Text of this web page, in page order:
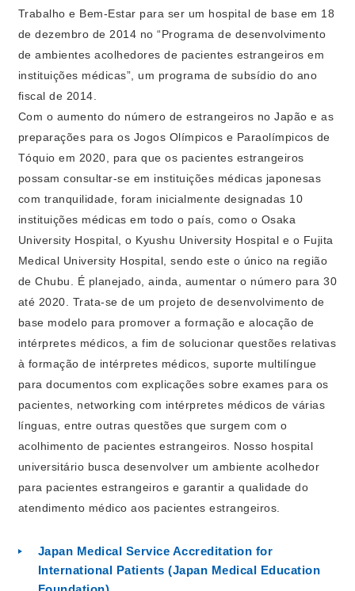
Trabalho e Bem-Estar para ser um hospital de base em 18
de dezembro de 2014 no “Programa de desenvolvimento
de ambientes acolhedores de pacientes estrangeiros em
instituições médicas”, um programa de subsídio do ano
fiscal de 2014.
Com o aumento do número de estrangeiros no Japão e as
preparações para os Jogos Olímpicos e Paraolímpicos de
Tóquio em 2020, para que os pacientes estrangeiros
possam consultar-se em instituições médicas japonesas
com tranquilidade, foram inicialmente designadas 10
instituições médicas em todo o país, como o Osaka
University Hospital, o Kyushu University Hospital e o Fujita
Medical University Hospital, sendo este o único na região
de Chubu. É planejado, ainda, aumentar o número para 30
até 2020. Trata-se de um projeto de desenvolvimento de
base modelo para promover a formação e alocação de
intérpretes médicos, a fim de solucionar questões relativas
à formação de intérpretes médicos, suporte multilíngue
para documentos com explicações sobre exames para os
pacientes, networking com intérpretes médicos de várias
línguas, entre outras questões que surgem com o
acolhimento de pacientes estrangeiros. Nosso hospital
universitário busca desenvolver um ambiente acolhedor
para pacientes estrangeiros e garantir a qualidade do
atendimento médico aos pacientes estrangeiros.
Japan Medical Service Accreditation for
International Patients (Japan Medical Education